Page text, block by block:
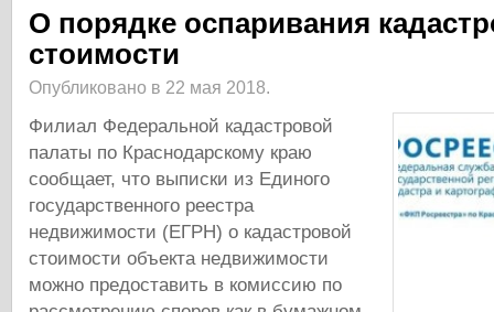
О порядке оспаривания
стоимости
Опубликовано в 22 мая 2018.
Филиал Федеральной кадастровой
палаты по Краснодарскому краю
сообщает, что выписки из Единого
государственного реестра
недвижимости (ЕГРН) о кадастровой
стоимости объекта недвижимости
можно предоставить в комиссию по